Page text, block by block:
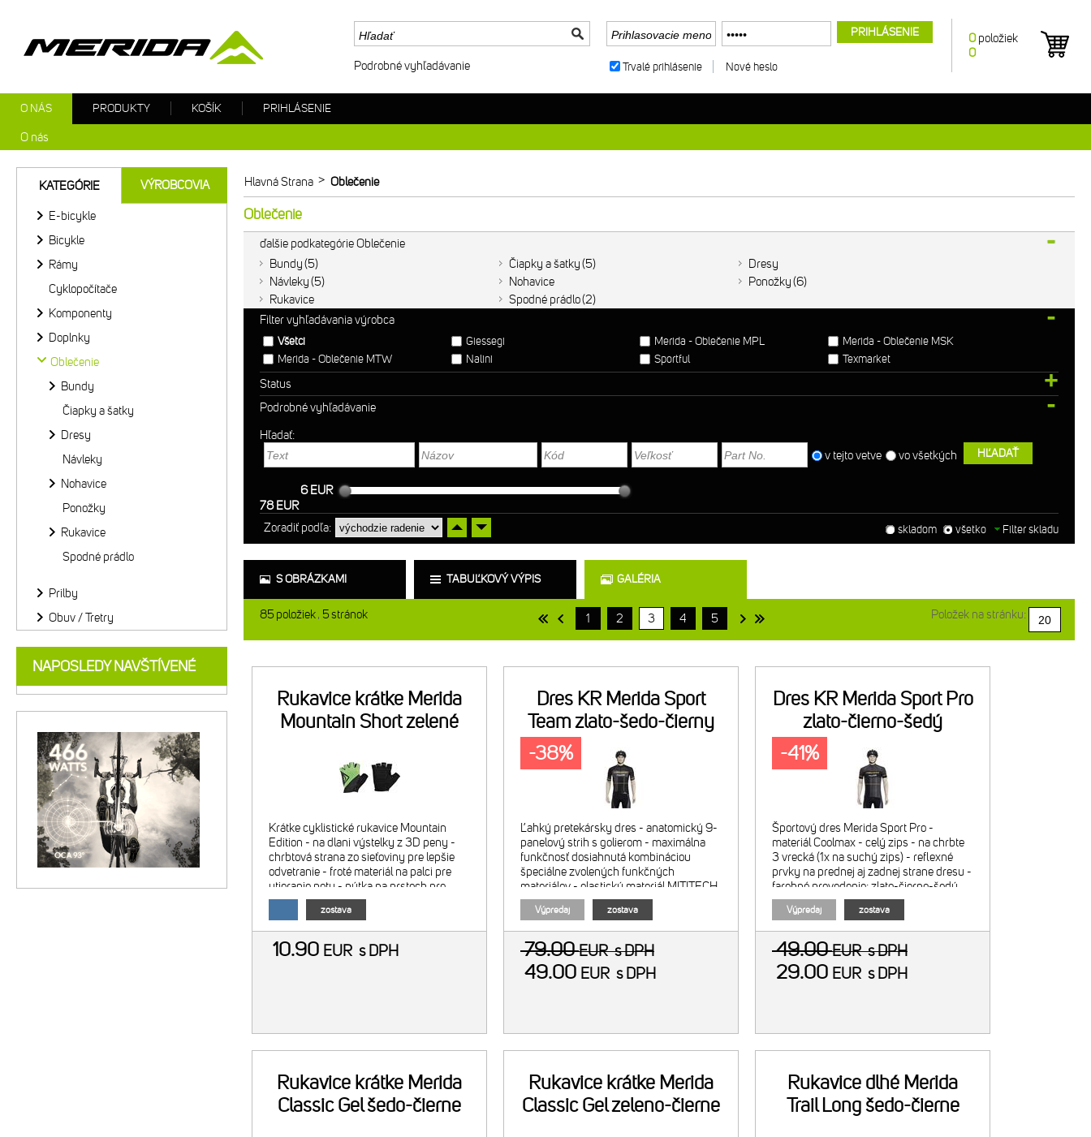
Hlavná Strana > Oblečenie
Oblečenie
ďalšie podkategórie Oblečenie
Bundy 5 Čiapky a šatky 5
Dresy
Návleky 5 Nohavice Ponožky 6
Rukavice
Spodné prádlo 2
Filter vyhľadávania výrobca
Všetci Giessegi Merida - Oblečenie MPL
Merida - Oblečenie MSK
Merida - Oblečenie MTW
Nalini Sportful Texmarket
Status
Podrobné vyhľadávanie
Hľadať:
v tejto vetve
vo všetkých HĽADAŤ
6 EUR
78 EUR
Zoradiť podľa:
Filter skladu
skladom všetko
S OBRÁZKAMI TABUĽKOVÝ VÝPIS GALÉRIA
Položek na stránku:
85položiek 5stránok 1 2 3 4 5
Rukavice krátke Merida
Mountain Short zelené
Krátke cyklistické rukavice Mountain
Edition - na dlani výstelky z 3D peny -
chrbtová strana zo sieťoviny pre lepšie
odvetranie - froté materiál na palci pre
utieranie potu - pútka na prstoch pre
ľahšie sťahovanie rukavíc z rúk - bez
suchého zipsu
zostava
10.90 EUR s DPH
Dres KR Merida Sport
Team zlato-šedo-čierny
Ľahký pretekársky dres - anatomický 9-
panelový strih s golierom - maximálna
funkčnosť dosiahnutá kombináciou
špeciálne zvolených funkčných
materiálov - elastický materiál MITITECH
(Miti Taliansko) - faktor UV ochrany 50+ -
Výpredaj zostava
-38%
79.00EURs DPH
49.00 EUR s DPH
Dres KR Merida Sport Pro
zlato-čierno-šedý
Športový dres Merida Sport Pro -
materiál Coolmax - celý zips - na chrbte
3 vrecká (1x na suchý zips) - reflexné
prvky na prednej aj zadnej strane dresu -
farebné prevedenie: zlato-čierno-šedý
Obrázok je ilustratívny, cena zahŕňa len
dres.Výpredaj zostava
-41%
49.00EURs DPH
29.00 EUR s DPH
Rukavice krátke Merida
Classic Gel šedo-čierne
Rukavice krátke Merida
Classic Gel zeleno-čierne
Rukavice dlhé Merida
Trail Long šedo-čierne
KATEGÓRIE VÝROBCOVIA
E-bicykle
Bicykle
Rámy
Cyklopočítače
Komponenty
Doplnky
Oblečenie
Bundy
Čiapky a šatky
Dresy
Návleky
Nohavice
Ponožky
Rukavice
Spodné prádlo
Prilby
Obuv / Tretry
NAPOSLEDY NAVŠTÍVENÉ
Podrobné vyhľadávanie
O NÁS
O nás
PRODUKTY KOŠÍK PRIHLÁSENIE
0 položiek
0
PRIHLÁSENIE
Trvalé prihlásenie Nové heslo